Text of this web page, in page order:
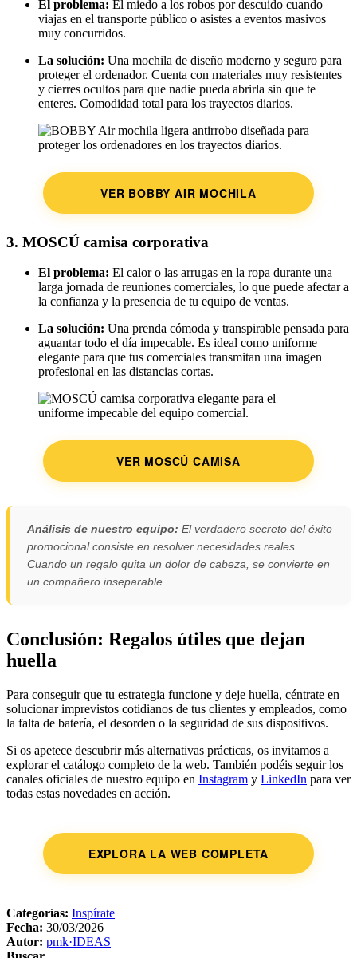
El problema: El miedo a los robos por descuido cuando
viajas en el transporte público o asistes a eventos masivos
muy concurridos.
La solución: Una mochila de diseño moderno y seguro para
proteger el ordenador. Cuenta con materiales muy resistentes
y cierres ocultos para que nadie pueda abrirla sin que te
enteres. Comodidad total para los trayectos diarios.
VER BOBBY AIR MOCHILA
3. MOSCÚ camisa corporativa
El problema: El calor o las arrugas en la ropa durante una
larga jornada de reuniones comerciales, lo que puede afectar a
la confianza y la presencia de tu equipo de ventas.
La solución: Una prenda cómoda y transpirable pensada para
aguantar todo el día impecable. Es ideal como uniforme
elegante para que tus comerciales transmitan una imagen
profesional en las distancias cortas.
VER MOSCÚ CAMISA
Análisis de nuestro equipo: El verdadero secreto del éxito
promocional consiste en resolver necesidades reales.
Cuando un regalo quita un dolor de cabeza, se convierte en
un compañero inseparable.
Conclusión: Regalos útiles que dejan
huella
Para conseguir que tu estrategia funcione y deje huella, céntrate en
solucionar imprevistos cotidianos de tus clientes y empleados, como
la falta de batería, el desorden o la seguridad de sus dispositivos.
Si os apetece descubrir más alternativas prácticas, os invitamos a
explorar el catálogo completo de la web. También podéis seguir los
canales oficiales de nuestro equipo en Instagram y LinkedIn para ver
todas estas novedades en acción.
EXPLORA LA WEB COMPLETA
Categorías: Inspírate
Fecha: 30/03/2026
Autor: pmk·IDEAS